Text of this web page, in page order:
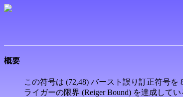
概要
この符号は (72,48) バースト誤り訂正符号
ライガーの限界 (Reiger Bound) を達成してい